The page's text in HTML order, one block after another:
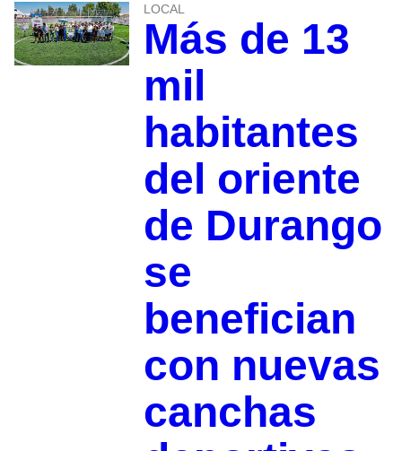
LOCAL
Más de 13
mil
habitantes
del oriente
de Durango
se
benefician
con nuevas
canchas